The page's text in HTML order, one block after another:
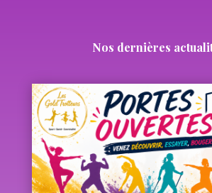
Nos dernières